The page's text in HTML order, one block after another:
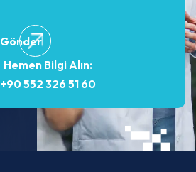
Gönder
Hemen Bilgi Alın:
+90 552 326 51 60